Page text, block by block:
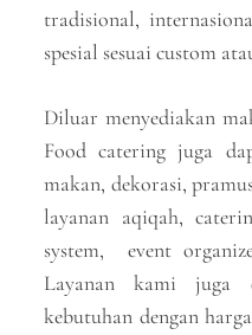
tradisional,
spesial sesuai custom
Diluar menyediakan
Food catering juga
makan, dekorasi,
layanan aqiqah,
system, event
Layanan kami juga
kebutuhan dengan